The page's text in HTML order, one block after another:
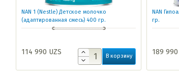
NAN 1 (Nestle) Детское молочко
(адаптированная смесь) 400 гр.
114 990 UZS В корзину
NAN
гр.
189 990